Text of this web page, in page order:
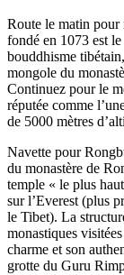
Route le matin pour
fondé en 1073 est le
bouddhisme
mongole du
Continuez pour le
réputée comme
de 5000 mètres
Navette pour
du monastère de
temple « le plus
sur l’Everest (plus
le Tibet). La
monastiques
charme et son
grotte du Guru